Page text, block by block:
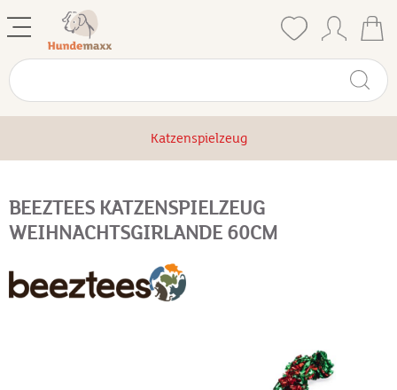
Katzenspielzeug
BEEZTEES KATZENSPIELZEUG
WEIHNACHTSGIRLANDE 60CM